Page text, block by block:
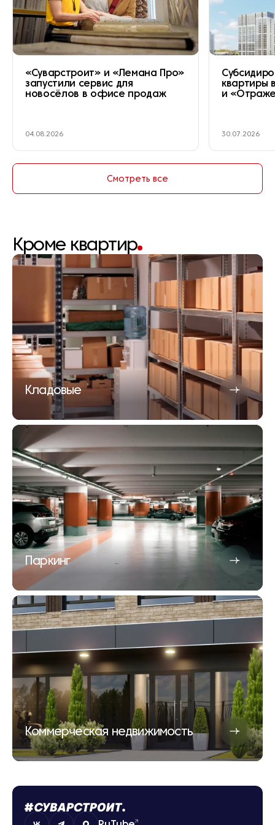
Смотреть все
«Суварстроит» и «Лемана Про»
запустили сервис для
новосёлов в офисе продаж
04.08.2026
квартиры
и
30.07.2026
Кроме квартир
Кладовые
Паркинг
Коммерческая недвижимость